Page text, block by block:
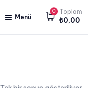
Menü
0 Toplam
₺0,00